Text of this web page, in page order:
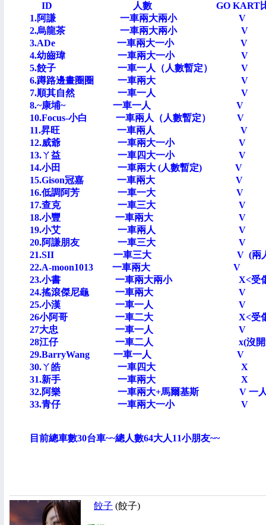
ID 人數 GO KART比賽
1.阿謙 一車兩大兩
2.烏龍茶 一車兩大兩
3.ADe 一車兩大一
4.幼齒瑋 一車兩大一
5.餃子 一車一人（人數暫
6.蹲路邊畫圈圈 一車兩
7.順其自然 一車一
8.~康埔~ 一車一
10.Focus-小白 一車兩人（人數暫
11.昇旺 一車兩
12.威爺 一車兩
13.ㄚ益 一車四大一
14.小田 一車兩大 (人數暫
15.Gison冠嘉 一車兩
16.低調阿芳 一車一
17.查克 一車三
18.小豐 一車兩
19.小艾 一車兩
20.阿謙朋友 一車三
21.SII 一車三大 V (兩人
22.A-moon1013 一車兩
23.小書 一車兩大兩小 X<受傷
24.搖滾傑尼龜 一車兩
25.小漢 一車一
26小阿哥 一車二大 X<
27大忠 一車一
28江仔 一車二人 x(沒開過幫
29.BarryWang 一車一人 V
30.ㄚ皓 一車四
31.新手 一車兩
32.阿樂 一車兩大+馬爾基斯 V 一
33.青仔 一車兩大一小 V X
目前總車數30台車~~總人數64大人11小朋友~~
餃子 (餃子)